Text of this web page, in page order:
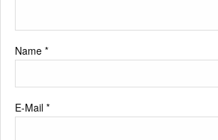
Name *
E-Mail *